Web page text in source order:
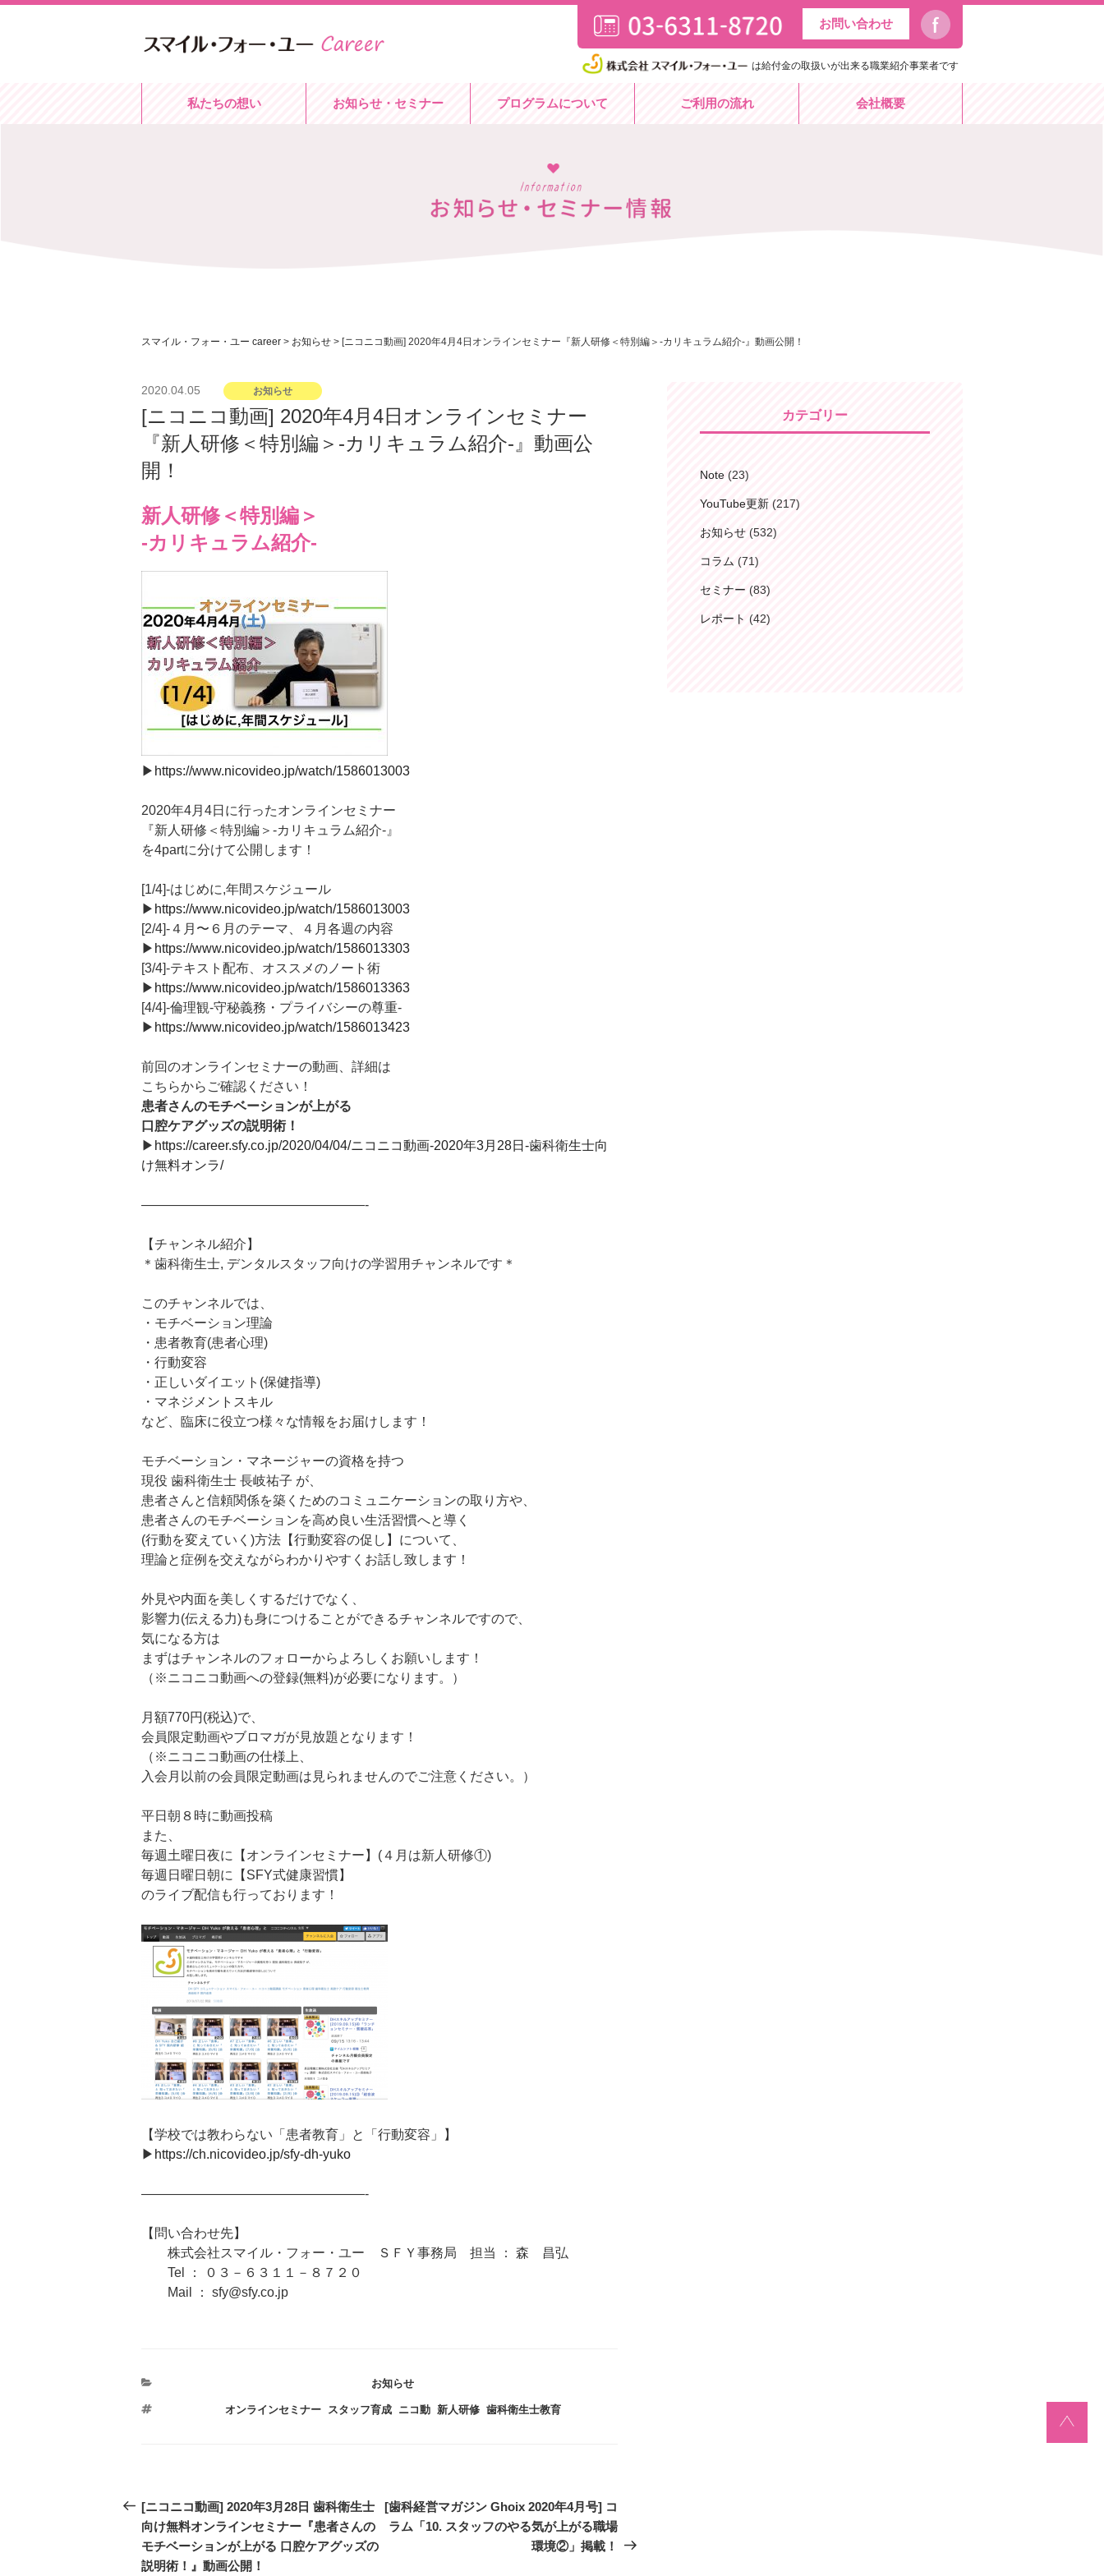
お問い合わせ
は給付金の取扱いが出来る職業紹介事業者です
私たちの想い お知らせ・セミナー プログラムについて ご利用の流れ 会社概要
スマイル・フォー・ユー career > お知らせ > [ニコニコ動画] 2020年4月4日オンラインセミナー『新人研修＜特別編＞-カリキュラム紹介-』動画公開！
投
日:
2020.04.05 お知らせ
[ニコニコ動画] 2020年4月4日オンラインセミナー
『新人研修＜特別編＞-カリキュラム紹介-』動画公
開！
新人研修＜特別編＞
-カリキュラム紹介-
▶︎ https://www.nicovideo.jp/watch/1586013003
2020年4月4日に行ったオンラインセミナー
『新人研修＜特別編＞-カリキュラム紹介-』
を4partに分けて公開します！
[1/4]-はじめに,年間スケジュール
▶︎ https://www.nicovideo.jp/watch/1586013003
[2/4]-４月〜６月のテーマ、４月各週の内容
▶︎ https://www.nicovideo.jp/watch/1586013303
[3/4]-テキスト配布、オススメのノート術
▶︎ https://www.nicovideo.jp/watch/1586013363
[4/4]-倫理観-守秘義務・プライバシーの尊重-
▶︎ https://www.nicovideo.jp/watch/1586013423
前回のオンラインセミナーの動画、詳細は
こちらからご確認ください！
患者さんのモチベーションが上がる
口腔ケアグッズの説明術！
▶︎ https://career.sfy.co.jp/2020/04/04/ニコニコ動画-2020年3月28日-歯科衛生士向
け無料オンラ/
—————————————————-
【チャンネル紹介】
＊歯科衛生士, デンタルスタッフ向けの学習用チャンネルです＊
このチャンネルでは、
・モチベーション理論
・患者教育(患者心理)
・行動変容
・正しいダイエット(保健指導)
・マネジメントスキル
など、臨床に役立つ様々な情報をお届けします！
モチベーション・マネージャーの資格を持つ
現役 歯科衛生士 長岐祐子 が、
患者さんと信頼関係を築くためのコミュニケーションの取り方や、
患者さんのモチベーションを高め良い生活習慣へと導く
(行動を変えていく)方法【行動変容の促し】について、
理論と症例を交えながらわかりやすくお話し致します！
外見や内面を美しくするだけでなく、
影響力(伝える力)も身につけることができるチャンネルですので、
気になる方は
まずはチャンネルのフォローからよろしくお願いします！
（※ニコニコ動画への登録(無料)が必要になります。）
月額770円(税込)で、
会員限定動画やブロマガが見放題となります！
（※ニコニコ動画の仕様上、
入会月以前の会員限定動画は見られませんのでご注意ください。）
平日朝８時に動画投稿
また、
毎週土曜日夜に【オンラインセミナー】(４月は新人研修①)
毎週日曜日朝に【SFY式健康習慣】
のライブ配信も行っております！
【学校では教わらない「患者教育」と「行動変容」】
▶︎ https://ch.nicovideo.jp/sfy-dh-yuko
—————————————————-
【問い合わせ先】
株式会社スマイル・フォー・ユー ＳＦＹ事務局 担当 ： 森 昌弘
Tel ： ０３－６３１１－８７２０
Mail ： sfy@sfy.co.jp
カ
ゴ
お知らせ
タ
オンラインセミナー, スタッフ育成, ニコ動, 新人研修, 歯科衛生士教育
投
稿
ナ
過
去
の
投
[ニコニコ動画] 2020年3月28日 歯科衛生士
向け無料オンラインセミナー『患者さんの
モチベーションが上がる 口腔ケアグッズの
説明術！』動画公開！
次
の
[歯科経営マガジン Ghoix 2020年4月号] コ
ラム「10. スタッフのやる気が上がる職場
環境②」掲載！
カテゴリー
Note (23)
YouTube更新 (217)
お知らせ (532)
コラム (71)
セミナー (83)
レポート (42)